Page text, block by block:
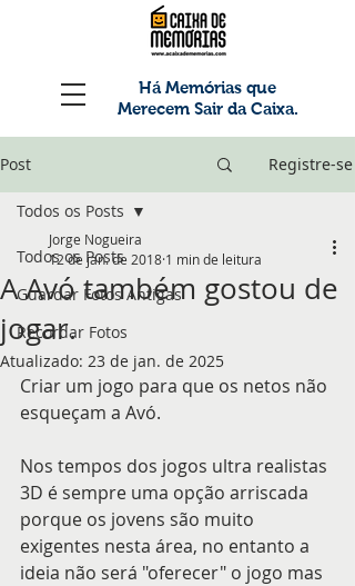
Há Memórias que
Merecem Sair da Caixa.
Post Registre-se
Todos os Posts
Guardar Fotos Antigas
Recordar Fotos
Todos os Posts
A Avó também gostou de
jogar.
Jorge Nogueira
12 de jan. de 2018 1 min de leitura
Atualizado: 23 de jan. de 2025
Criar um jogo para que os netos não
esqueçam a Avó.
Nos tempos dos jogos ultra realistas
3D é sempre uma opção arriscada
porque os jovens são muito
exigentes nesta área, no entanto a
ideia não será "oferecer" o jogo mas